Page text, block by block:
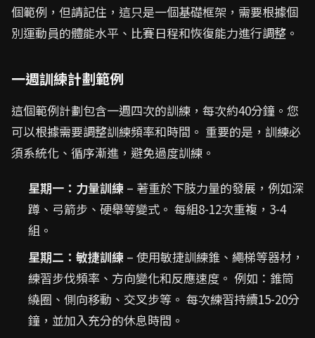
個範例，但請記住，這只是一個基礎框架，需要根據個
別運動員的體能水平、比賽日程和恢復能力進行調整。
一週訓練計劃範例
這個範例計劃包含一週四次的訓練，每次約40分鐘。您
可以根據需要調整訓練頻率和時間。 重要的是，訓練必
須系統化、循序漸進，避免過度訓練。
星期一：力量訓練 – 著重於下肢力量的發展，例如深
蹲、弓箭步、硬舉等變式。 每組8-12次重複，3-4
組。
星期二：敏捷訓練 – 使用敏捷訓練錐、繩梯等器材，
練習步伐頻率、方向變化和反應速度。 例如：錐筒
繞圈、側向移動、交叉步等。 每次練習持續15-20分
鐘，並加入充分的休息時間。